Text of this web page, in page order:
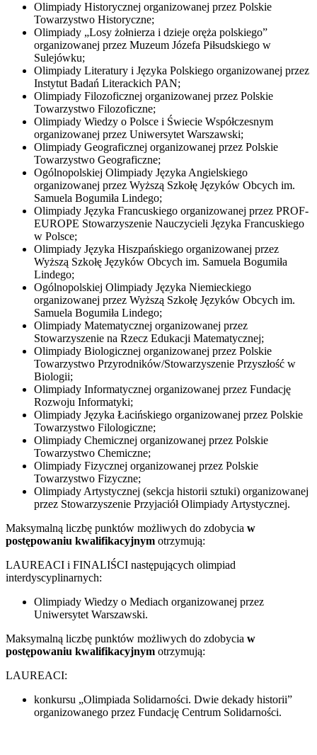
Olimpiady Historycznej organizowanej przez Polskie
Towarzystwo Historyczne;
Olimpiady „Losy żołnierza i dzieje oręża polskiego”
organizowanej przez Muzeum Józefa Piłsudskiego w
Sulejówku;
Olimpiady Literatury i Języka Polskiego organizowanej przez
Instytut Badań Literackich PAN;
Olimpiady Filozoficznej organizowanej przez Polskie
Towarzystwo Filozoficzne;
Olimpiady Wiedzy o Polsce i Świecie Współczesnym
organizowanej przez Uniwersytet Warszawski;
Olimpiady Geograficznej organizowanej przez Polskie
Towarzystwo Geograficzne;
Ogólnopolskiej Olimpiady Języka Angielskiego
organizowanej przez Wyższą Szkołę Języków Obcych im.
Samuela Bogumiła Lindego;
Olimpiady Języka Francuskiego organizowanej przez PROF-
EUROPE Stowarzyszenie Nauczycieli Języka Francuskiego
w Polsce;
Olimpiady Języka Hiszpańskiego organizowanej przez
Wyższą Szkołę Języków Obcych im. Samuela Bogumiła
Lindego;
Ogólnopolskiej Olimpiady Języka Niemieckiego
organizowanej przez Wyższą Szkołę Języków Obcych im.
Samuela Bogumiła Lindego;
Olimpiady Matematycznej organizowanej przez
Stowarzyszenie na Rzecz Edukacji Matematycznej;
Olimpiady Biologicznej organizowanej przez Polskie
Towarzystwo Przyrodników/Stowarzyszenie Przyszłość w
Biologii;
Olimpiady Informatycznej organizowanej przez Fundację
Rozwoju Informatyki;
Olimpiady Języka Łacińskiego organizowanej przez Polskie
Towarzystwo Filologiczne;
Olimpiady Chemicznej organizowanej przez Polskie
Towarzystwo Chemiczne;
Olimpiady Fizycznej organizowanej przez Polskie
Towarzystwo Fizyczne;
Olimpiady Artystycznej (sekcja historii sztuki) organizowanej
przez Stowarzyszenie Przyjaciół Olimpiady Artystycznej.
Maksymalną liczbę punktów możliwych do zdobycia w
postępowaniu kwalifikacyjnym otrzymują:
LAUREACI i FINALIŚCI następujących olimpiad
interdyscyplinarnych:
Olimpiady Wiedzy o Mediach organizowanej przez
Uniwersytet Warszawski.
Maksymalną liczbę punktów możliwych do zdobycia w
postępowaniu kwalifikacyjnym otrzymują:
LAUREACI:
konkursu „Olimpiada Solidarności. Dwie dekady historii”
organizowanego przez Fundację Centrum Solidarności.